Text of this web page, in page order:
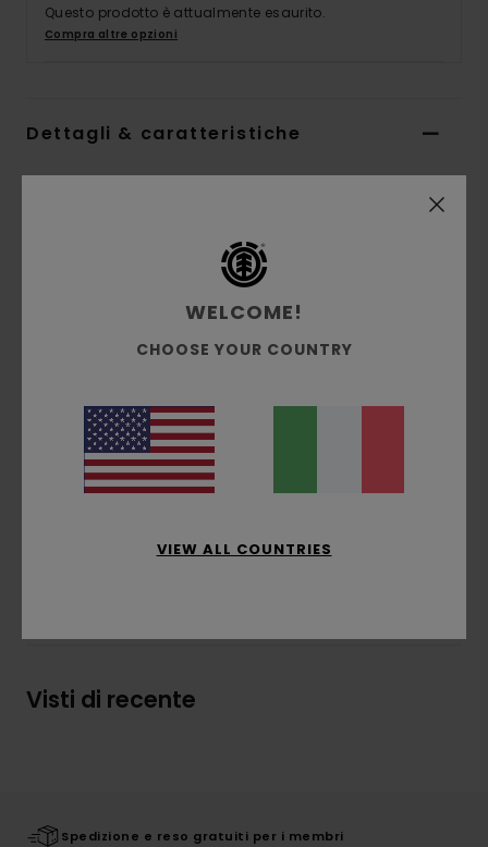
Questo prodotto è attualmente esaurito.
Compra altre opzioni
Dettagli & caratteristiche
Berretto Blu Uomo
tessuto in acrilico in tinta unita
Marcatura:toppa ribattuta marcata in
tessuto con logo ad albero sul davanti
Altre caratteristiche: Taglia unica
Visti di recente
Spedizione e reso gratuiti per i membri
WELCOME!
CHOOSE YOUR COUNTRY
VIEW ALL COUNTRIES